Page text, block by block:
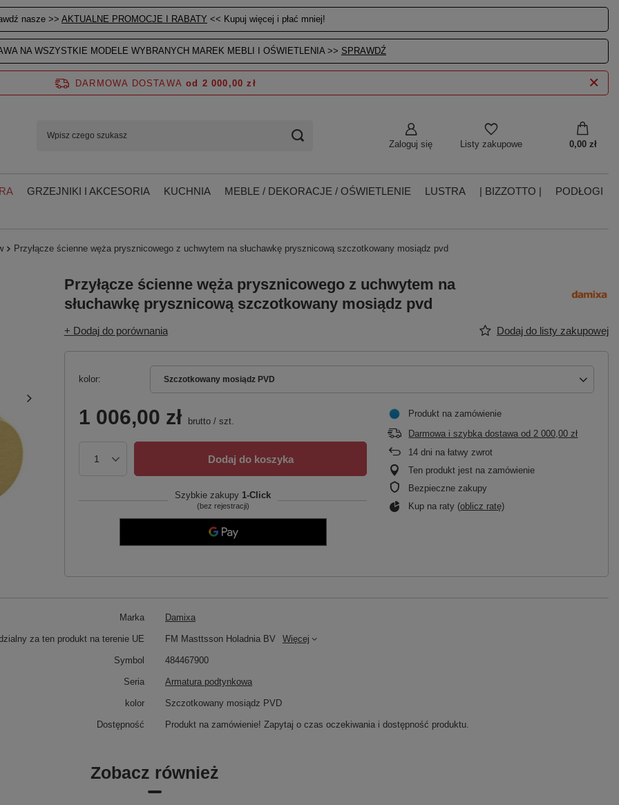
nasze >> AKTUALNE PROMOCJE I RABATY << Kupuj więcej i płać mniej!
NA WSZYSTKIE MODELE WYBRANYCH MAREK MEBLI I OŚWIETLENIA >> SPRAWDŹ
Zaloguj się Listy zakupowe 0,00 zł
DARMOWA DOSTAWA od 2 000,00 zł
GRZEJNIKI I AKCESORIA KUCHNIA MEBLE / DEKORACJE / OŚWIETLENIE LUSTRA | BIZZOTTO |
PODŁOGI
Przyłącze ścienne węża prysznicowego z uchwytem na słuchawkę prysznicową szczotkowany mosiądz pvd
Przyłącze ścienne węża prysznicowego z uchwytem na
słuchawkę prysznicową szczotkowany mosiądz pvd
+ Dodaj do porównania Dodaj do listy zakupowej
kolor Szczotkowany mosiądz PVD
1 006,00 zł brutto/ szt.
Dodaj do koszyka
Szybkie zakupy 1-Click
(bez rejestracji)
Produkt na zamówienie
Darmowa i szybka dostawa od2 000,00 zł
14 dni na łatwy zwrot
Ten produkt jest na zamówienie
Bezpieczne zakupy
Kup na raty (oblicz ratę)
Marka Damixa
za ten produkt na terenie UE FM Masttsson Holadnia BV Więcej
Symbol 484467900
Seria Armatura podtynkowa
kolor Szczotkowany mosiądz PVD
Dostępność Produkt na zamówienie! Zapytaj o czas oczekiwania i dostępność produktu.
Zobacz również